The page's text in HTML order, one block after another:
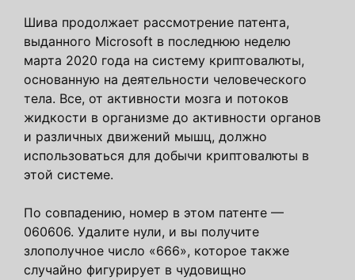
Шива продолжает рассмотрение патента,
выданного Microsoft в последнюю неделю
марта 2020 года на систему криптовалюты,
основанную на деятельности человеческого
тела. Все, от активности мозга и потоков
жидкости в организме до активности органов
и различных движений мышц, должно
использоваться для добычи криптовалюты в
этой системе.
По совпадению, номер в этом патенте —
060606. Удалите нули, и вы получите
злополучное число «666», которое также
случайно фигурирует в чудовищно